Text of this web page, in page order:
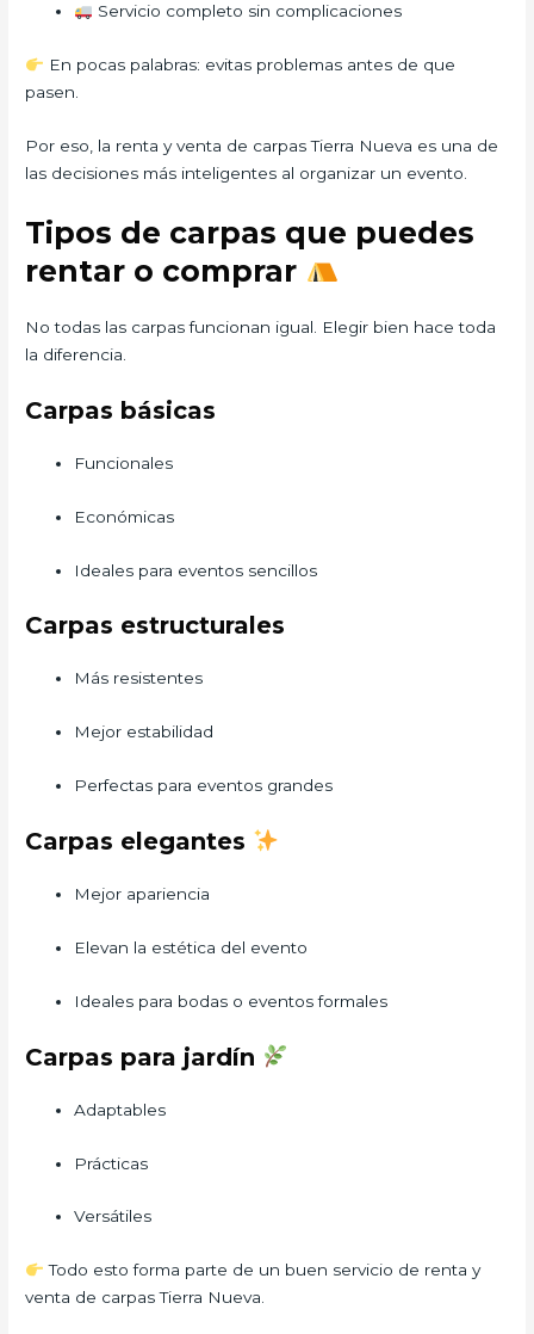
Servicio completo sin complicaciones
En pocas palabras: evitas problemas antes de que
pasen.
Por eso, la renta y venta de carpas Tierra Nueva es una de
las decisiones más inteligentes al organizar un evento.
Tipos de carpas que puedes
rentar o comprar
No todas las carpas funcionan igual. Elegir bien hace toda
la diferencia.
Carpas básicas
Funcionales
Económicas
Ideales para eventos sencillos
Carpas estructurales
Más resistentes
Mejor estabilidad
Perfectas para eventos grandes
Carpas elegantes
Mejor apariencia
Elevan la estética del evento
Ideales para bodas o eventos formales
Carpas para jardín
Adaptables
Prácticas
Versátiles
Todo esto forma parte de un buen servicio de renta y
venta de carpas Tierra Nueva.